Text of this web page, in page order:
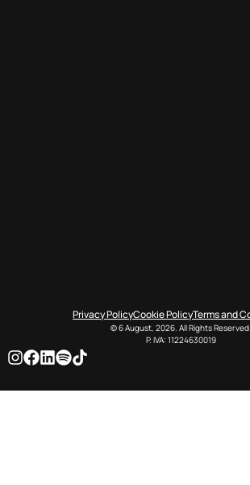
Privacy PolicyCookie PolicyTerms and
© 6 August, 2026. All Rights Reserved.
P. IVA: 11224630019